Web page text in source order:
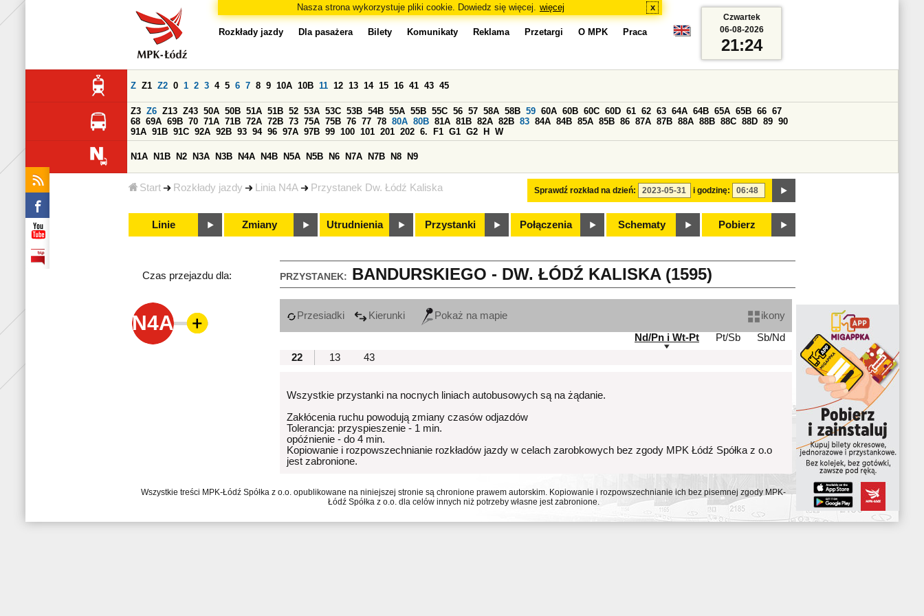
Nasza strona wykorzystuje pliki cookie. Dowiedz się więcej. więcej x
Start Rozkłady jazdy Linia N4A Przystanek Dw. Łódź Kaliska
Rozkłady jazdy Dla pasażera Bilety Komunikaty Reklama Przetargi O MPK Praca
Sprawdź rozkład na dzień: i godzinę:
Z Z1 Z2 0 1 2 3 4 5 6 7 8 9 10A 10B 11 12 13 14 15 16 41 43 45
Z3 Z6 Z13 Z43 50A 50B 51A 51B 52 53A 53C 53B 54B 55A 55B 55C 56 57 58A 58B 59 60A 60B 60C 60D 61 62 63 64A 64B 65A 65B 66 67
68 69A 69B 70 71A 71B 72A 72B 73 75A 75B 76 77 78 80A 80B 81A 81B 82A 82B 83 84A 84B 85A 85B 86 87A 87B 88A 88B 88C 88D 89 90
91A 91B 91C 92A 92B 93 94 96 97A 97B 99 100 101 201 202 6. F1 G1 G2 H W
N1A N1B N2 N3A N3B N4A N4B N5A N5B N6 N7A N7B N8 N9
Linie Zmiany Utrudnienia Przystanki Połączenia Schematy Pobierz
Czwartek
06-08-2026
21:24
PRZYSTANEK: BANDURSKIEGO - DW. ŁÓDŹ KALISKA (1595)
Czas przejazdu dla:
N4A Przesiadki Kierunki Pokaż na mapie
ikony
Nd/Pn i Wt-Pt
Pt/Sb
Sb/Nd
22
13 43
Wszystkie przystanki na nocnych liniach autobusowych są na żądanie.
Zakłócenia ruchu powodują zmiany czasów odjazdów
Tolerancja: przyspieszenie - 1 min.
opóźnienie - do 4 min.
Kopiowanie i rozpowszechnianie rozkładów jazdy w celach zarobkowych bez zgody MPK Łódź Spółka z o.o
jest zabronione.
Wszystkie treści MPK-Łódź Spółka z o.o. opublikowane na niniejszej stronie są chronione prawem autorskim. Kopiowanie i rozpowszechnianie ich bez pisemnej zgody MPK-
Łódź Spółka z o.o. dla celów innych niż potrzeby własne jest zabronione.